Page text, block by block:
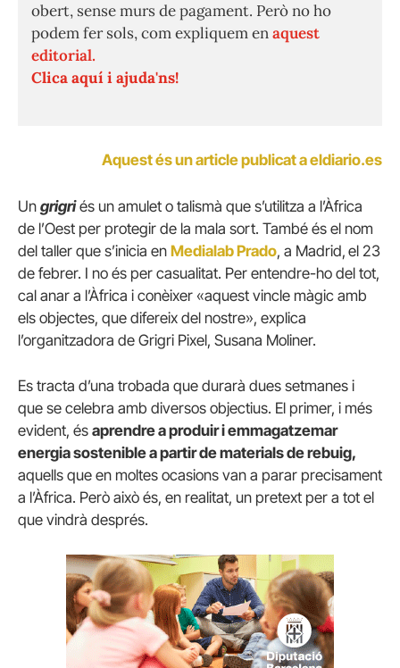
obert, sense murs de pagament. Però no ho
podem fer sols, com expliquem enaquest
editorial.
Clica aquí i ajuda'ns!
Aquest és un article publicat a eldiario.es
Un grigriés un amulet o talismà que s’utilitza a l’Àfrica
de l’Oest per protegir de la mala sort. També és el nom
del taller que s’inicia en Medialab Prado, a Madrid, el 23
de febrer. I no és per casualitat. Per entendre-ho del tot,
cal anar a l’Àfrica i conèixer «aquest vincle màgic amb
els objectes, que difereix del nostre», explica
l’organitzadora de Grigri Pixel, Susana Moliner.
Es tracta d’una trobada que durarà dues setmanes i
que se celebra amb diversos objectius. El primer, i més
evident, és aprendre a produir i emmagatzemar
energia sostenible a partir de materials de rebuig,
aquells que en moltes ocasions van a parar precisament
a l’Àfrica. Però això és, en realitat, un pretext per a tot el
que vindrà després.